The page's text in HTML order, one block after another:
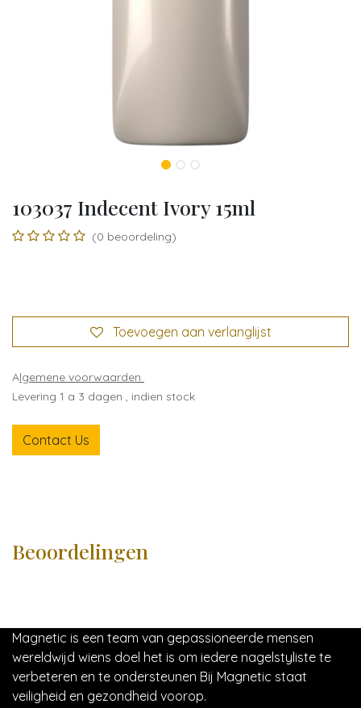
103037 Indecent Ivory 15ml
(0 beoordeling)
Toevoegen aan verlanglijst
Algemene voorwaarden
Levering 1 a 3 dagen , indien stock
Contact Us
Beoordelingen
Magnetic is een team van gepassioneerde mensen
wereldwijd wiens doel het is om iedere nagelstyliste te
verbeteren en te ondersteunen Bij Magnetic staat
veiligheid en gezondheid voorop.